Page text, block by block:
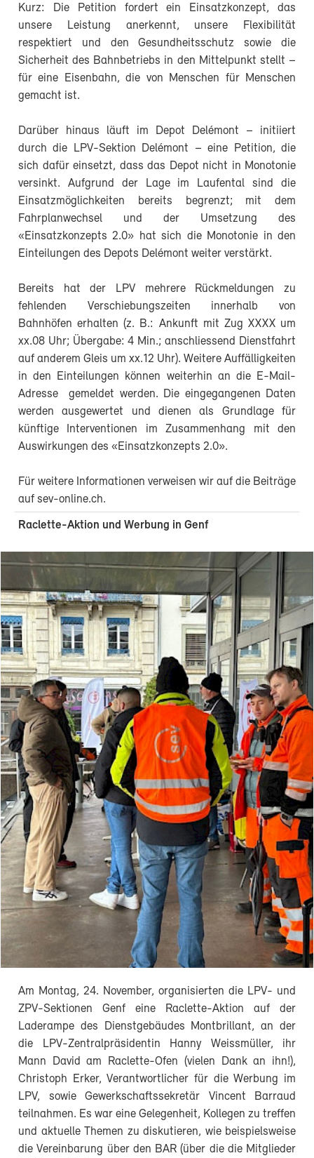
Kurz: Die Petition fordert ein Einsatzkonzept, das
unsere Leistung anerkennt, unsere Flexibilität
respektiert und den Gesundheitsschutz sowie die
Sicherheit des Bahnbetriebs in den Mittelpunkt stellt –
für eine Eisenbahn, die von Menschen für Menschen
gemacht ist.
Darüber hinaus läuft im Depot Delémont – initiiert
durch die LPV-Sektion Delémont – eine Petition, die
sich dafür einsetzt, dass das Depot nicht in Monotonie
versinkt. Aufgrund der Lage im Laufental sind die
Einsatzmöglichkeiten bereits begrenzt; mit dem
Fahrplanwechsel und der Umsetzung des
«Einsatzkonzepts 2.0» hat sich die Monotonie in den
Einteilungen des Depots Delémont weiter verstärkt.
Bereits hat der LPV mehrere Rückmeldungen zu
fehlenden Verschiebungszeiten innerhalb von
Bahnhöfen erhalten (z. B.: Ankunft mit Zug XXXX um
xx.08 Uhr; Übergabe: 4 Min.; anschliessend Dienstfahrt
auf anderem Gleis um xx.12 Uhr). Weitere Auffälligkeiten
in den Einteilungen können weiterhin an die E-Mail-
Adresse
gemeldet werden. Die eingegangenen Daten
werden ausgewertet und dienen als Grundlage für
künftige Interventionen im Zusammenhang mit den
Auswirkungen des «Einsatzkonzepts 2.0».
Für weitere Informationen verweisen wir auf die Beiträge
auf sev-online.ch.
Raclette-Aktion und Werbung in Genf
Am Montag, 24. November, organisierten die LPV- und
ZPV-Sektionen Genf eine Raclette-Aktion auf der
Laderampe des Dienstgebäudes Montbrillant, an der
die LPV-Zentralpräsidentin Hanny Weissmüller, ihr
Mann David am Raclette-Ofen (vielen Dank an ihn!),
Christoph Erker, Verantwortlicher für die Werbung im
LPV, sowie Gewerkschaftssekretär Vincent Barraud
teilnahmen. Es war eine Gelegenheit, Kollegen zu treffen
und aktuelle Themen zu diskutieren, wie beispielsweise
die Vereinbarung über den BAR (über die die Mitglieder